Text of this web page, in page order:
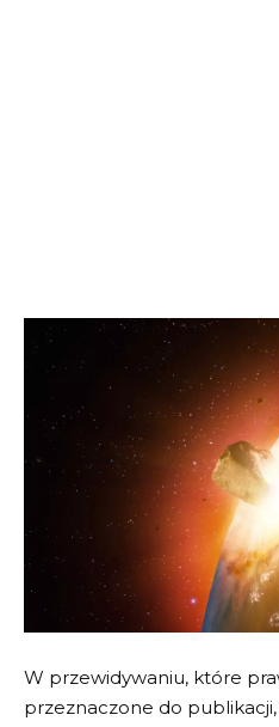
W przewidywaniu, które
przeznaczone do publikacji,